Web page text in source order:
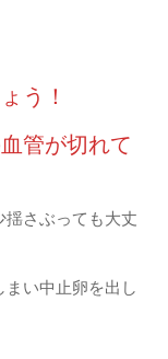
う！
管が切れて
揺さぶっても大丈
い中止卵を出し